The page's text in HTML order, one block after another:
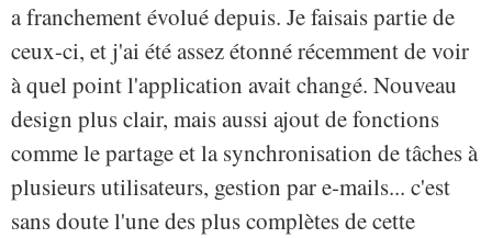
a franchement évolué depuis. Je faisais partie de
ceux-ci, et j'ai été assez étonné récemment de voir
à quel point l'application avait changé. Nouveau
design plus clair, mais aussi ajout de fonctions
comme le partage et la synchronisation de tâches à
plusieurs utilisateurs, gestion par e-mails... c'est
sans doute l'une des plus complètes de cette